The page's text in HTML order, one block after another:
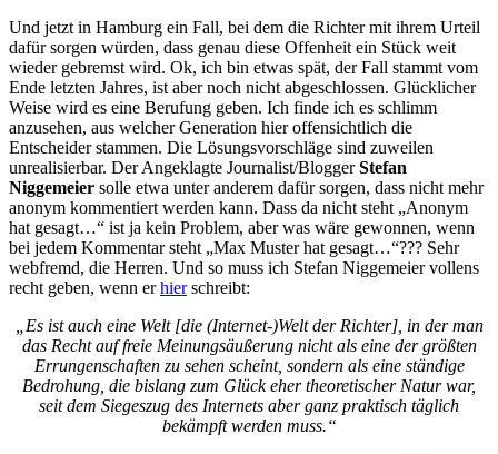
Und jetzt in Hamburg ein Fall, bei dem die Richter mit ihrem Urteil
dafür sorgen würden, dass genau diese Offenheit ein Stück weit
wieder gebremst wird. Ok, ich bin etwas spät, der Fall stammt vom
Ende letzten Jahres, ist aber noch nicht abgeschlossen. Glücklicher
Weise wird es eine Berufung geben. Ich finde ich es schlimm
anzusehen, aus welcher Generation hier offensichtlich die
Entscheider stammen. Die Lösungsvorschläge sind zuweilen
unrealisierbar. Der Angeklagte Journalist/BloggerStefan
Niggemeier solle etwa unter anderem dafür sorgen, dass nicht mehr
anonym kommentiert werden kann. Dass da nicht steht „Anonym
hat gesagt…“ ist ja kein Problem, aber was wäre gewonnen, wenn
bei jedem Kommentar steht „Max Muster hat gesagt…“??? Sehr
webfremd, die Herren. Und so muss ich Stefan Niggemeier vollens
recht geben, wenn erhierschreibt:
„Es ist auch eine Welt [die (Internet-)Welt der Richter], in der man
das Recht auf freie Meinungsäußerung nicht als eine der größten
Errungenschaften zu sehen scheint, sondern als eine ständige
Bedrohung, die bislang zum Glück eher theoretischer Natur war,
seit dem Siegeszug des Internets aber ganz praktisch täglich
bekämpft werden muss.“